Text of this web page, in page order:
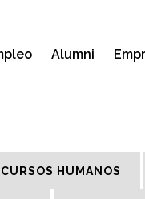
Alumni
HUMANOS